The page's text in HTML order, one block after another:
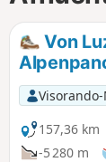
Von
157,36 km
-5 280 m